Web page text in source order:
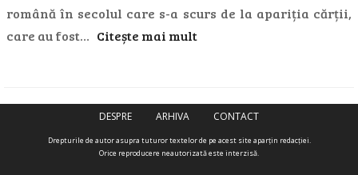
română în secolul care s-a scurs de la apariția cărții,
care au fost… Citește mai mult
DESPRE ARHIVA CONTACT
Drepturile de autor asupra tuturor textelor de pe acest site aparţin redacţiei.
Orice reproducere neautorizată este interzisă.